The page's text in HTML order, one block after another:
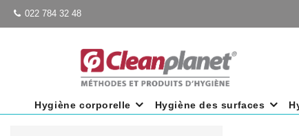
022 784 32 48
Hygiène corporelle Hygiène des surfaces